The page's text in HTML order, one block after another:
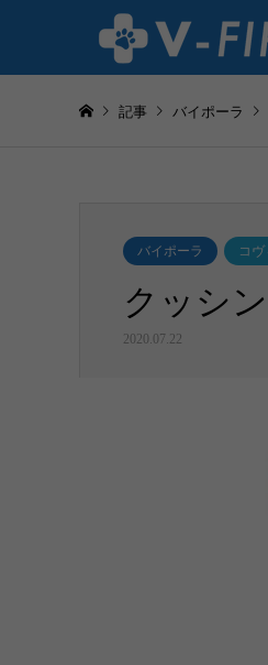
記事 バイポーラ
バイポーラ コ
クッシ
2020.07.22